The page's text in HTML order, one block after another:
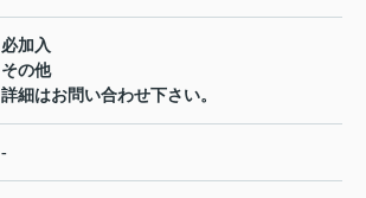
必加入
その他
詳細はお問い合わせ下さい。
-